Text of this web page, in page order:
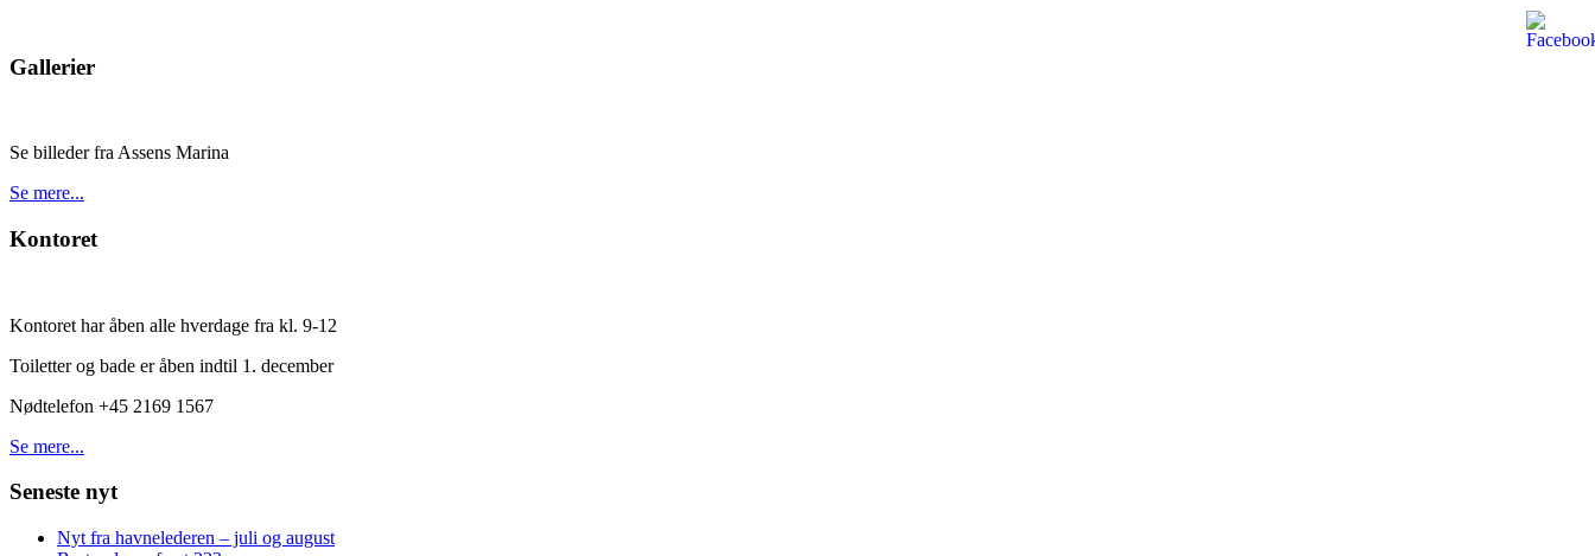
Gallerier
Se billeder fra Assens Marina
Se mere...
Kontoret
Kontoret har åben alle hverdage fra kl. 9-12
Toiletter og bade er åben indtil 1. december
Nødtelefon +45 2169 1567
Se mere...
Seneste nyt
Nyt fra havnelederen – juli og august